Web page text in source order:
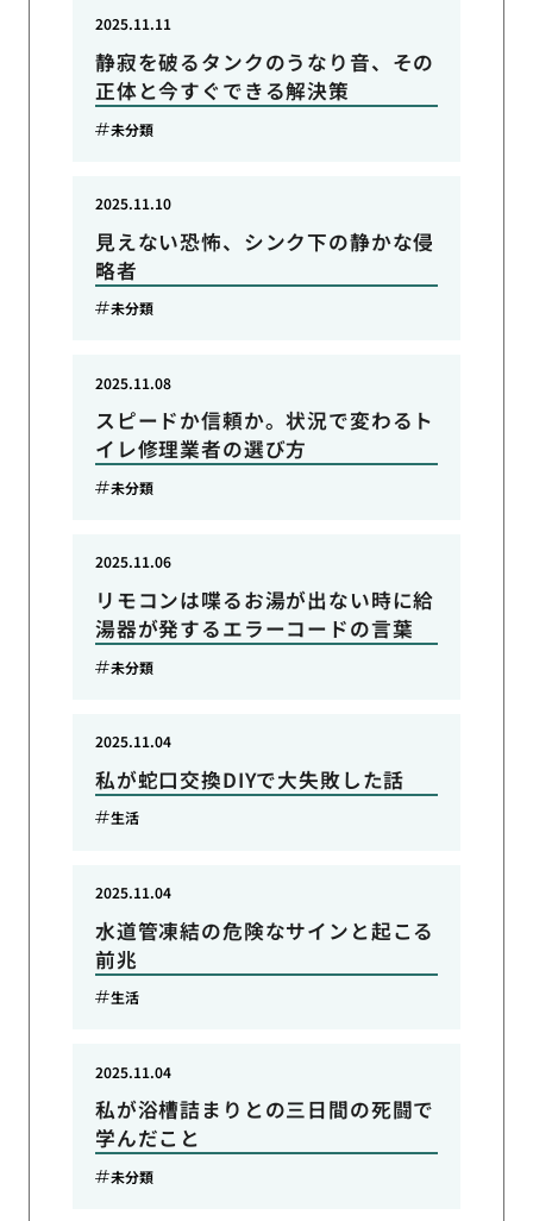
静寂を破るタンクのうなり音、その
正体と今すぐできる解決策
2025.11.11
未分類
見えない恐怖、シンク下の静かな侵
略者
2025.11.10
未分類
スピードか信頼か。状況で変わるト
イレ修理業者の選び方
2025.11.08
未分類
リモコンは喋るお湯が出ない時に給
湯器が発するエラーコードの言葉
2025.11.06
未分類
私が蛇口交換DIYで大失敗した話
2025.11.04
生活
水道管凍結の危険なサインと起こる
前兆
2025.11.04
生活
私が浴槽詰まりとの三日間の死闘で
学んだこと
2025.11.04
未分類